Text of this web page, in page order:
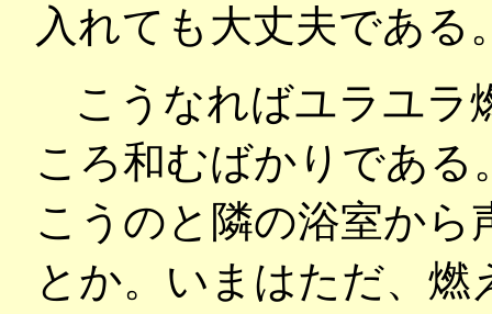
入れても大丈夫である
こうなればユラユラ
ころ和むばかりであ
こうのと隣の浴室か
とか。いまはただ、